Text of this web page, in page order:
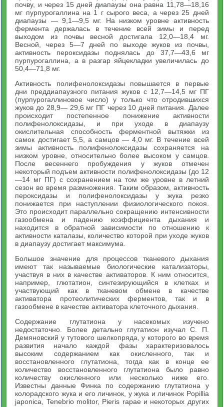
почву, и через 15 дней диапаузы она равна 11,78—18,16
мг пурпурогаллина на 1 г сырого веса, а через 25 дней
диапаузы — 9,1—9,5 мг. На низком уровне активность
фермента держалась в течение всей зимы и перед
выходом из почвы весной достигала 12,0—18,4 мг.
Весной, через 5—7 дней по выходе жуков из почвы,
активность пероксидазы поднялась до 37,7—43,6 мг
пурпурогаллина, а в разгар яйцекладки увеличилась до
50,4—71,8 мг.
Активность полифенолоксидазы повышается в первые
дни преддиапаузного питания жуков с 12,7—14,5 мг ПГ
(пурпурогаллиновое число) у только что отродившихся
жуков до 28,9— 29,6 мг ПГ через 10 дней питания. Далее
происходит постепенное понижение активности
полифенолоксидазы, и при уходе в диапаузу
окислительная способность ферментной вытяжки из
самок достигает 5,5, а самцов — 4,0 мг. В течение всей
зимы активность полифенолоксидазы сохраняется на
низком уровне, относительно более высоком у самцов.
После весеннего пробуждения у жуков отмечен
некоторый подъем активности полифенолоксидазы (до 12
—14 мг ПГ) с сохранением на том же уровне в летний
сезон во время размножения. Таким образом, активность
пероксидазы и полифенолоксидазы у жука резко
понижается при наступлении физиологического покоя.
Это происходит параллельно сокращению интенсивности
газообмена и падению коэффициента дыхания и
находится в обратной зависимости по отношению к
активности каталазы, количество которой при уходе жуков
в диапаузу достигает максимума.
Большое значение для процессов тканевого дыхания
имеют так называемые биологические катализаторы,
участвуя в них в качестве активаторов. К ним относится,
например, глютатион, синтезирующийся в клетках и
участвующий как в тканевом обмене в качестве
активатора протеолитических ферментов, так и в
газообмене в качестве активатора клеточного дыхания.
Содержание глутатиона у насекомых изучено
недостаточно. Более детально глутатион изучал С. П.
Демяновский у тутового шелкопряда, у которого во время
развития начало каждой фазы характеризовалось
высоким содержанием как окисленного, так и
восстановленного глутатиона, тогда как в конце ее
количество восстановленного глутатиона было равно
количеству окисленного или несколько ниже его.
Известны данные Финка по содержанию глутатиона у
колорадского жука и его личинок, у жука и личинок Popillia
japonica, Tenebrio molitor, Pieris rapae и некоторых других